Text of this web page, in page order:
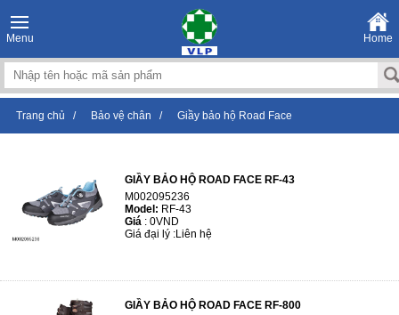
Menu Home
Trang chủ / Bảo vệ chân / Giầy bảo hộ Road Face
GIẦY BẢO HỘ ROAD FACE RF-43
M002095236
Model: RF-43
Giá : 0VND
Giá đại lý :Liên hệ
GIẦY BẢO HỘ ROAD FACE RF-800